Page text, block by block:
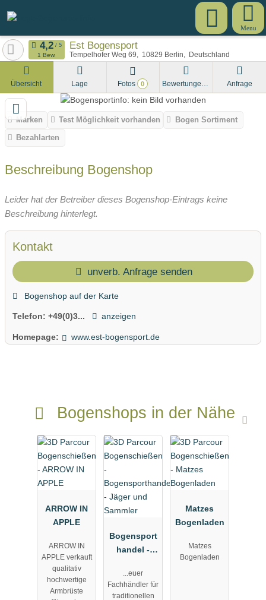
Menu
Est Bogensport
Tempelhofer Weg 69 10829 Berlin Deutschland
1 Bew.
Übersicht Lage Fotos 0 Bewertungen Anfrage
Marken Test Möglichkeit vorhanden
Bogen Sortiment
Bezahlarten
Beschreibung Bogenshop
Leider hat der Betreiber dieses Bogenshop-Eintrags keine
Beschreibung hinterlegt.
Kontakt
unverb. Anfrage senden
Bogenshop auf der Karte
Telefon: +49(0)3... anzeigen
Homepage: www.est-bogensport.de
Bogenshops in der Nähe
ARROW IN
APPLE
ARROW IN
APPLE verkauft
qualitativ
hochwertige
Armbrüste
Bogensport
handel -
Sammler
...euer
Fachhändler für
traditionellen
Matzes
Bogenladen
Matzes
Bogenladen